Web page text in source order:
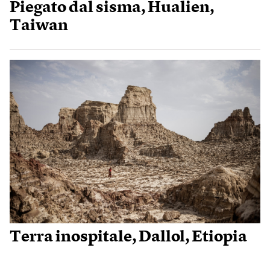
Piegato dal sisma, Hualien,
Taiwan
Terra inospitale, Dallol, Etiopia